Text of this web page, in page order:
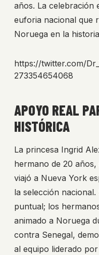
años. La celebración
euforia nacional que
Noruega en la
https://twitter.com/
273354654068
APOYO REAL
HISTÓRICA
La princesa Ingrid
hermano de 20
viajó a Nueva York
la selección
puntual; los
animado a Noruega
contra Senegal,
al equipo liderado